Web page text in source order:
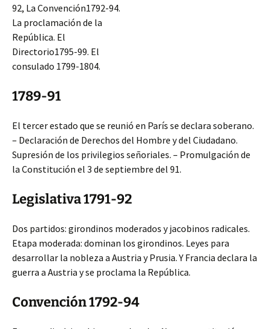
92, La Convención1792-94.
La proclamación de la
República. El
Directorio1795-99. El
consulado 1799-1804.
1789-91
El tercer estado que se reunió en París se declara soberano.
– Declaración de Derechos del Hombre y del Ciudadano.
Supresión de los privilegios señoriales. – Promulgación de
la Constitución el 3 de septiembre del 91.
Legislativa 1791-92
Dos partidos: girondinos moderados y jacobinos radicales.
Etapa moderada: dominan los girondinos. Leyes para
desarrollar la nobleza a Austria y Prusia. Y Francia declara la
guerra a Austria y se proclama la República.
Convención 1792-94